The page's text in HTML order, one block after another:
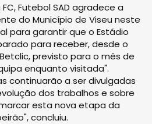
Futebol SAD agradece a
do Município de Viseu neste
para garantir que o Estádio
para receber, desde o
previsto para o mês de
enquanto visitada".
continuarão a ser divulgadas
dos trabalhos e sobre
esta nova etapa da
concluiu.